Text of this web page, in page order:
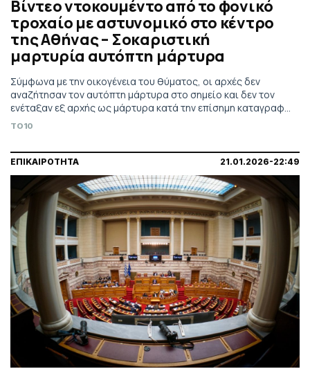
Βίντεο ντοκουμέντο από το φονικό
τροχαίο με αστυνομικό στο κέντρο
της Αθήνας – Σοκαριστική
μαρτυρία αυτόπτη μάρτυρα
Σύμφωνα με την οικογένεια του θύματος, οι αρχές δεν
αναζήτησαν τον αυτόπτη μάρτυρα στο σημείο και δεν τον
ενέταξαν εξ αρχής ως μάρτυρα κατά την επίσημη καταγραφή
του δυστυχήματος
TO10
ΕΠΙΚΑΙΡΟΤΗΤΑ 21.01.2026-22:49